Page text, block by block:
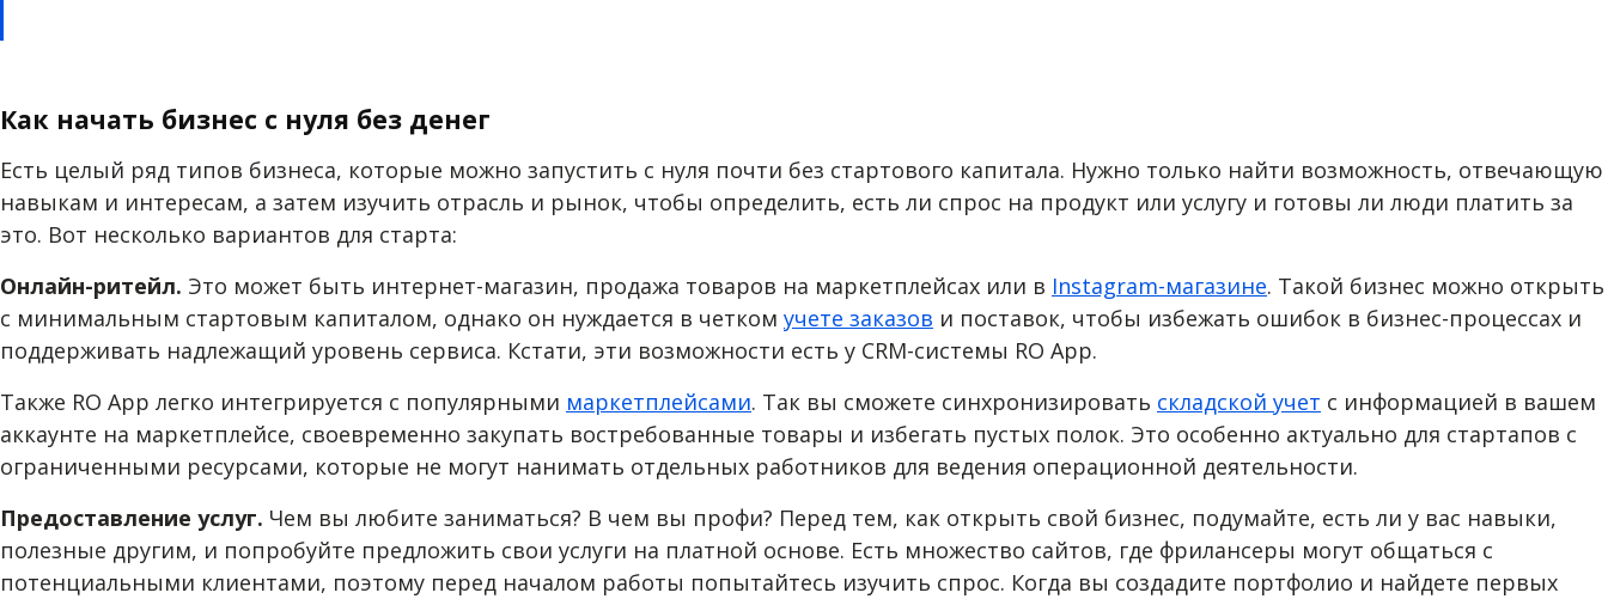
Как начать бизнес с нуля без денег
Есть целый ряд типов бизнеса, которые можно запустить с нуля почти без стартового капитала. Нужно только найти возможность, отвечающую
навыкам и интересам, а затем изучить отрасль и рынок, чтобы определить, есть ли спрос на продукт или услугу и готовы ли люди платить за
это. Вот несколько вариантов для старта:
Онлайн-ритейл. Это может быть интернет-магазин, продажа товаров на маркетплейсах или в Instagram-магазине. Такой бизнес можно открыть
с минимальным стартовым капиталом, однако он нуждается в четком учете заказов и поставок, чтобы избежать ошибок в бизнес-процессах и
поддерживать надлежащий уровень сервиса. Кстати, эти возможности есть у CRM-системы RO App.
Также RO App легко интегрируется с популярными маркетплейсами. Так вы сможете синхронизировать складской учет с информацией в вашем
аккаунте на маркетплейсе, своевременно закупать востребованные товары и избегать пустых полок. Это особенно актуально для стартапов с
ограниченными ресурсами, которые не могут нанимать отдельных работников для ведения операционной деятельности.
Предоставление услуг. Чем вы любите заниматься? В чем вы профи? Перед тем, как открыть свой бизнес, подумайте, есть ли у вас навыки,
полезные другим, и попробуйте предложить свои услуги на платной основе. Есть множество сайтов, где фрилансеры могут общаться с
потенциальными клиентами, поэтому перед началом работы попытайтесь изучить спрос. Когда вы создадите портфолио и найдете первых